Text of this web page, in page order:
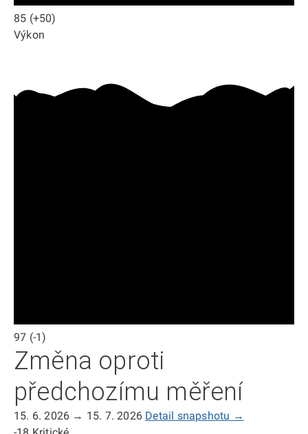
85 (+50)
Výkon
97 (-1)
Změna oproti
předchozímu měření
15. 6. 2026 → 15. 7. 2026 Detail snapshotu →